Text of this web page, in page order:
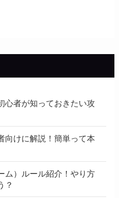
心者が知っておきたい攻
向けに解説！簡単って本
ム）ルール紹介！やり方
？